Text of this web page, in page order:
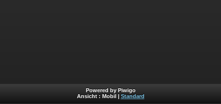
Powered by Piwigo
Ansicht : Mobil Standard